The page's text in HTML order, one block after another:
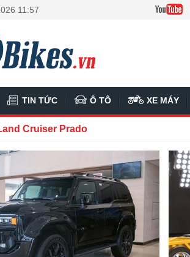
11:57
TIN TỨC Ô TÔ XE MÁY
Cruiser Prado